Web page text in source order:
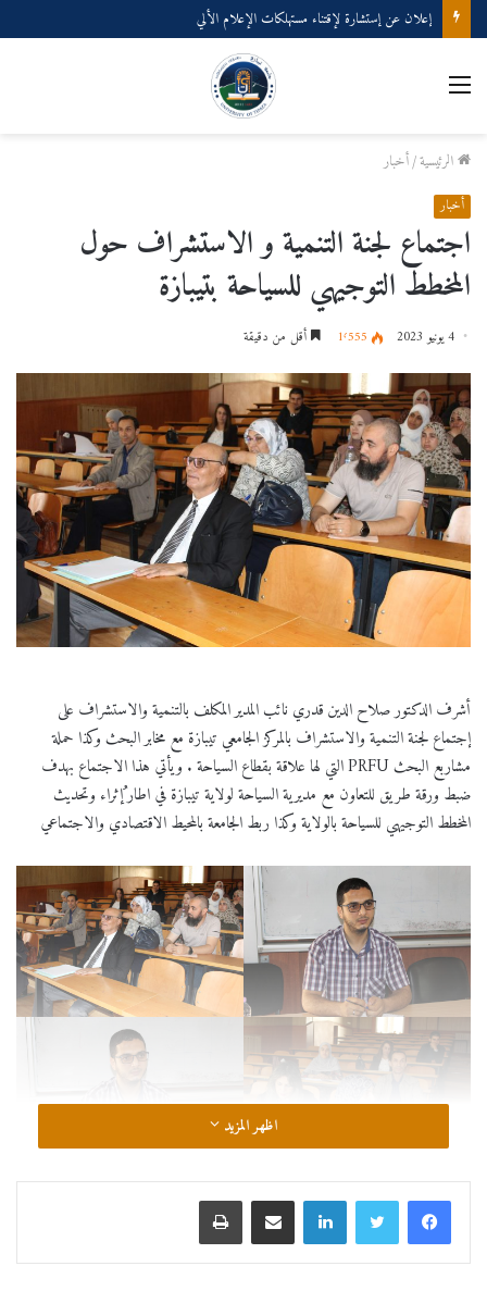
إعلان عن إستشارة لإقتناء مستهلكات الإعلام الألي
القائمة
الرئيسية/أخبار
أخبار
اجتماع لجنة التنمية و الاستشراف حول
المخطط التوجيهي للسياحة بتيبازة
4 يونيو 2023 1٬555 أقل من دقيقة
أشرف الدكتور صلاح الدين قدري نائب المدير المكلف بالتنمية والاستشراف على
إجتماع لجنة التنمية والاستشراف بالمركز الجامعي تيبازة مع مخابر البحث وكذا حملة
مشاربع البحث PRFU التي لها علاقة بقطاع السياحة . ويأتي هذا الاجتماع بهدف
ضبط ورقة طريق للتعاون مع مديرية السياحة لولاية تيبازة في اطار ُإثراء وتحديث
المخطط التوجيهي للسياحة بالولاية وكذا ربط الجامعة بالمحيط الاقتصادي والاجتماعي
اظهر المزيد
لينكدإن مشاركة عبر البريد طباعة